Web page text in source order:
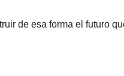
de esa forma el futuro